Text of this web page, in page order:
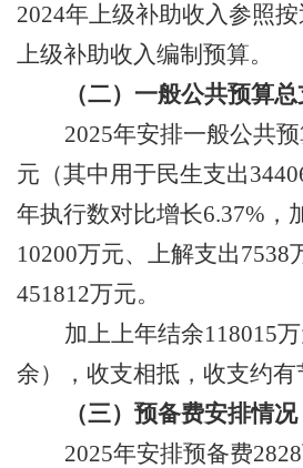
2024年上级补助收入参照
上级补助收入编制预算。
（二）一般公共预算
2025年安排一般公共
元 （其中用于民生支出
年执行数对比增长6.37% ，
10200万元、 上解支出7538
451812万元。
加上上年结余118015万
余）， 收支相抵， 收支约有
（三）预备费安排情况
2025年安排预备费2828